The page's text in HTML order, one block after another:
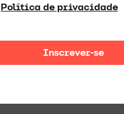
Política de privacidade
Inscrever-se